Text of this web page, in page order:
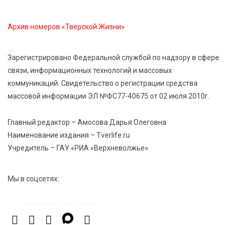
спортивной столицей России
6 Авг 2026 13:02 315
высокие зарплаты и как изменились доходы
Архив номеров «Тверской Жизни»
Зарегистрировано Федеральной службой по надзору в сфере
связи, информационных технологий и массовых
коммуникаций. Свидетельство о регистрации средства
массовой информации ЭЛ №ФС77-40675 от 02 июля 2010г.
Главный редактор – Амосова Дарья Олеговна
Наименование издания – Tverlife.ru
Учредитель – ГАУ «РИА «Верхневолжье»
Мы в соцсетях: